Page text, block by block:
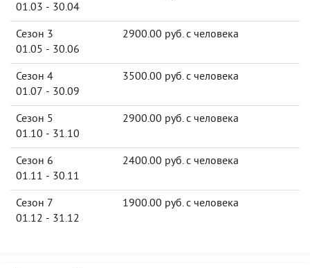
01.03 - 30.04
Сезон 3
01.05 - 30.06
2900.00 руб. с человека
Сезон 4
01.07 - 30.09
3500.00 руб. с человека
Сезон 5
01.10 - 31.10
2900.00 руб. с человека
Сезон 6
01.11 - 30.11
2400.00 руб. с человека
Сезон 7
01.12 - 31.12
1900.00 руб. с человека